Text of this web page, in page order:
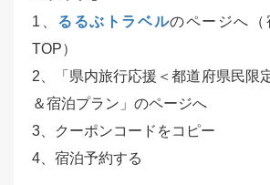
1、 るるぶトラベルのページへ（
TOP）
2、「県内旅行応援＜都道府県民限
＆宿泊プラン」のページへ
3、クーポンコードをコピー
4、宿泊予約する